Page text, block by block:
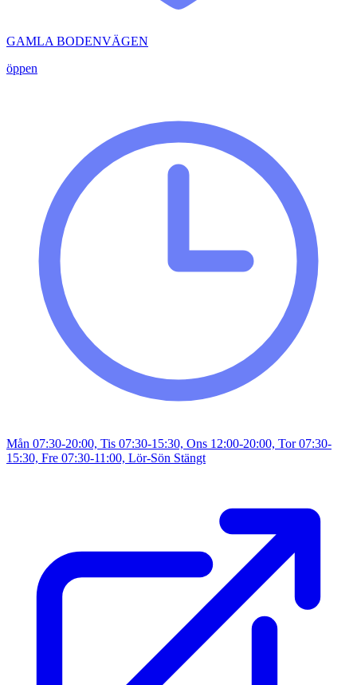
GAMLA BODENVÄGEN
öppen
Mån 07:30-20:00, Tis 07:30-15:30, Ons 12:00-20:00, Tor 07:30-
15:30, Fre 07:30-11:00, Lör-Sön Stängt